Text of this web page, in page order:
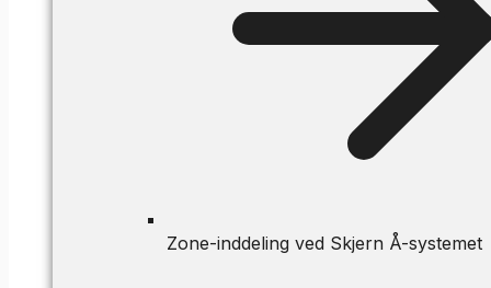
Zone-inddeling ved Skjern Å-systemet